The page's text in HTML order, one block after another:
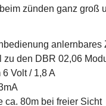
zünden ganz groß
zu den DBR 02,06
Volt / 1,8 A
ca. 80m bei freier Sicht